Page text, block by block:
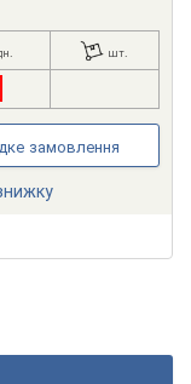
шт.
замовлення